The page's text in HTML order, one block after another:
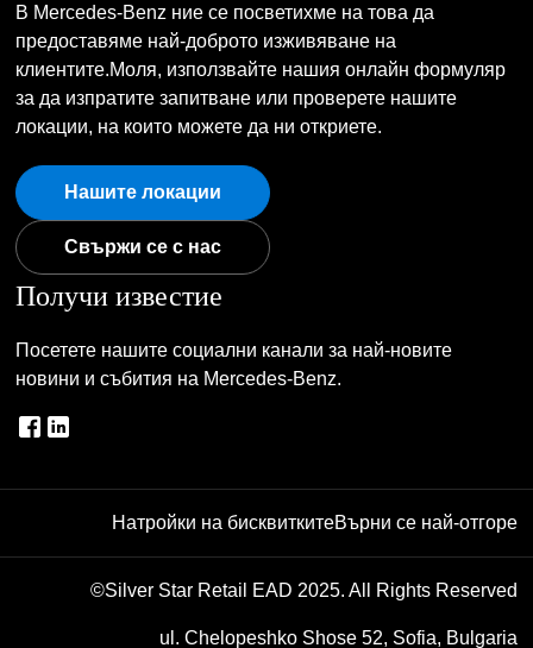
В Mercedes-Benz ние се посветихме на това да
предоставяме най-доброто изживяване на
клиентите.Моля, използвайте нашия онлайн формуляр
за да изпратите запитване или проверете нашите
локации, на които можете да ни откриете.
Нашите локации
Свържи се с нас
Получи известие
Посетете нашите социални канали за най-новите
новини и събития на Mercedes-Benz.
Натройки на бисквиткитеВърни се най-отгоре
©Silver Star Retail EAD 2025. All Rights Reserved
ul. Chelopeshko Shose 52, Sofia, Bulgaria